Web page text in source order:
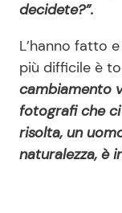
decidete?”.
L’hanno fatto
più difficile è
cambiamento
fotografi che
risolta, un
naturalezza, è